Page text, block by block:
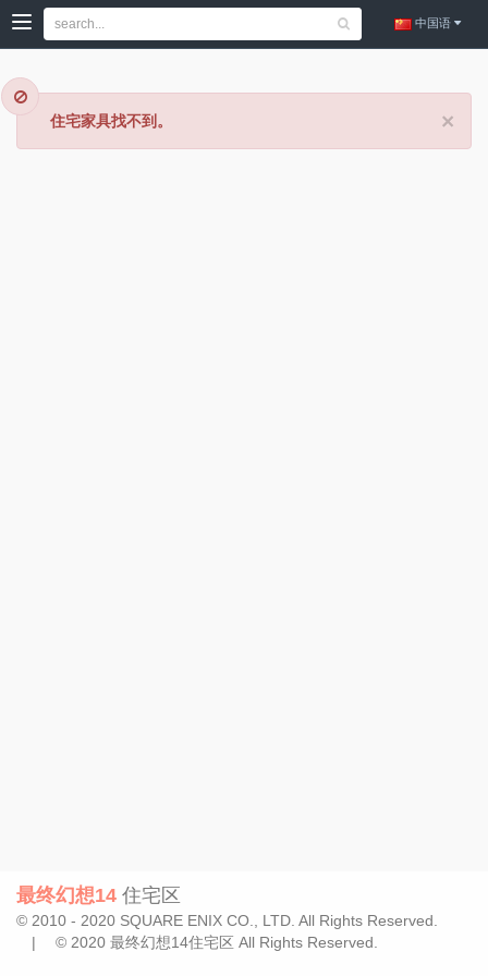
中国语
×
住宅家具找不到。
最终幻想14 住宅区
© 2010 - 2020 SQUARE ENIX CO., LTD. All Rights Reserved.
| © 2020 最终幻想14住宅区 All Rights Reserved.